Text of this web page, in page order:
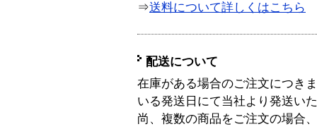
⇒送料について詳しくはこちら
配送について
在庫がある場合のご注文につき
いる発送日にて当社より発送い
尚、複数の商品をご注文の場合